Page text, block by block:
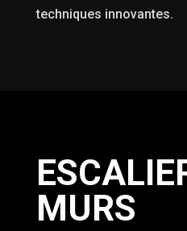
techniques innovantes.
MURS